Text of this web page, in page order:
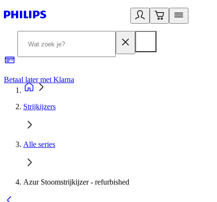
Betaal later met Klarna
Strijkijzers
Alle series
Azur Stoomstrijkijzer - refurbished